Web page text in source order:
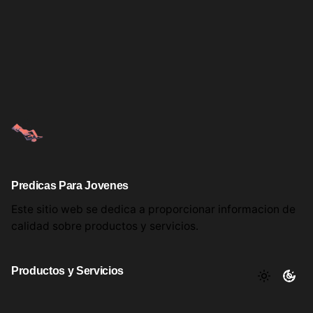
Predicas Para Jovenes
Este sitio web se dedica a proporcionar informacion de
calidad sobre productos y servicios.
Productos y Servicios